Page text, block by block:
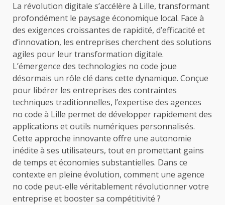
La révolution digitale s’accélère à Lille, transformant
profondément le paysage économique local. Face à
des exigences croissantes de rapidité, d’efficacité et
d’innovation, les entreprises cherchent des solutions
agiles pour leur transformation digitale.
L’émergence des technologies no code joue
désormais un rôle clé dans cette dynamique. Conçue
pour libérer les entreprises des contraintes
techniques traditionnelles, l’expertise des agences
no code à Lille permet de développer rapidement des
applications et outils numériques personnalisés.
Cette approche innovante offre une autonomie
inédite à ses utilisateurs, tout en promettant gains
de temps et économies substantielles. Dans ce
contexte en pleine évolution, comment une agence
no code peut-elle véritablement révolutionner votre
entreprise et booster sa compétitivité ?